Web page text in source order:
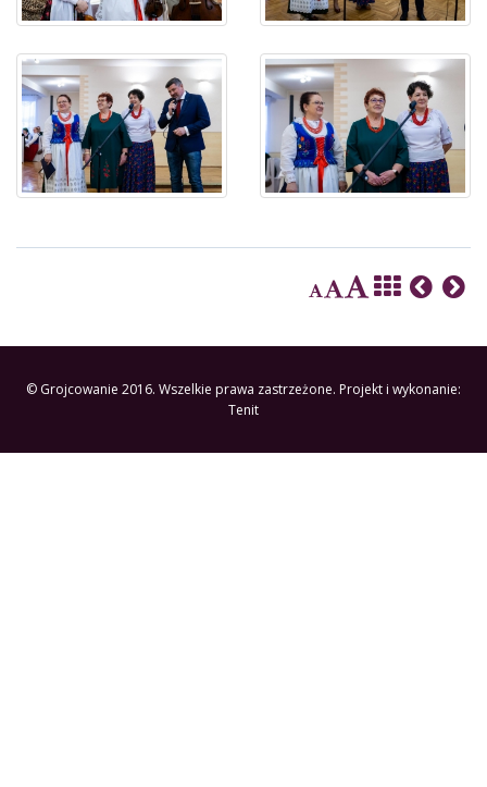
© Grojcowanie 2016. Wszelkie prawa zastrzeżone. Projekt i wykonanie:
Tenit